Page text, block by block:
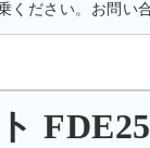
ください。お問い